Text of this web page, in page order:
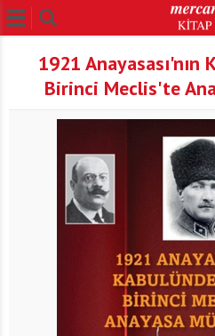
1921 Anayasası'nın
Birinci Meclis'te